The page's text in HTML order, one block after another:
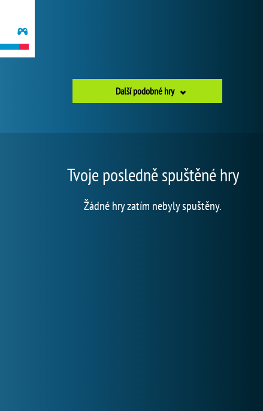
Další podobné hry
Tvoje posledně spuštěné hry
Žádné hry zatím nebyly spuštěny.